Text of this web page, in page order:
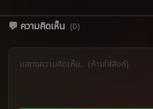
💬 ความคิดเห็น (0)